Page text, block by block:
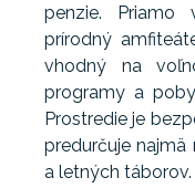
penzie. Priamo
prírodný
vhodný na
programy a
Prostredie je
predurčuje
a letných táborov.